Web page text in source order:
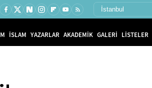
İSLAM YAZARLAR AKADEMİK GALERİ LİSTELER